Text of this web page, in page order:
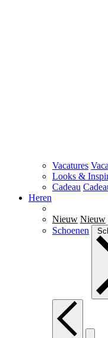
Vacatures
Looks &
Cadeau
Heren
Nieuw Nieuw
Schoenen